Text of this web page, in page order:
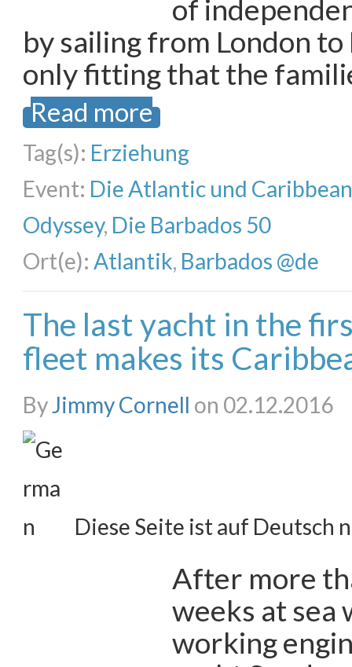
of
by sailing from London
only fitting that the
Read more
Tag(s): Erziehung
Event: Die Atlantic und
Odyssey, Die Barbados 50
Ort(e): Atlantik, Barbados @de
The last yacht in the
fleet makes its
ByJimmy Cornell on 02.12.2016
Diese Seite ist auf Deutsch
After more
weeks at sea
working